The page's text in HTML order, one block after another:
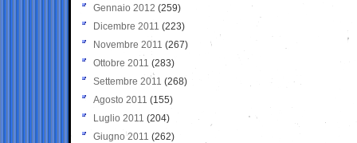
Gennaio 2012 (259)
Dicembre 2011 (223)
Novembre 2011 (267)
Ottobre 2011 (283)
Settembre 2011 (268)
Agosto 2011 (155)
Luglio 2011 (204)
Giugno 2011 (262)